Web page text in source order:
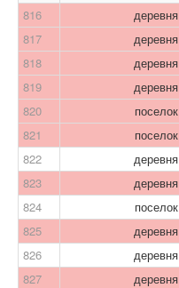
816
деревня
817
деревня
818
деревня
819
деревня
820
поселок
821
поселок
822
деревня
823
деревня
824
поселок
825
деревня
826
деревня
827
деревня